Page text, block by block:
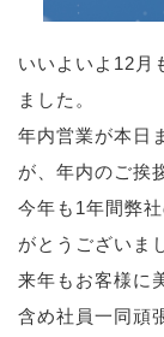
いいよいよ12月
ました。
年内営業が本日
が、年内のご挨
今年も1年間弊
がとうございま
来年もお客様に
含め社員一同頑